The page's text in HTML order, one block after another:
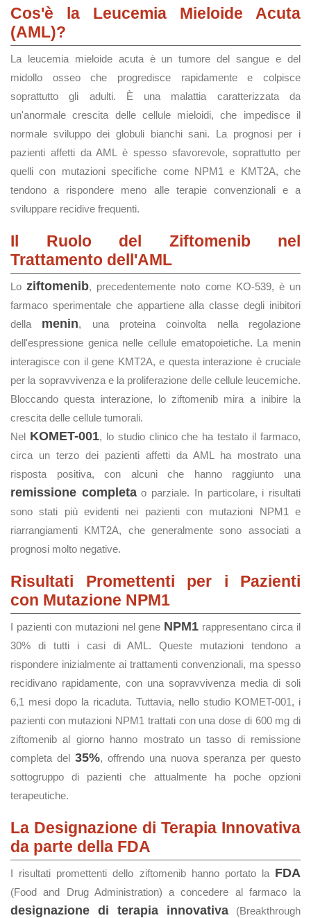
Cos'è la Leucemia Mieloide Acuta
(AML)?
La leucemia mieloide acuta è un tumore del sangue e del
midollo osseo che progredisce rapidamente e colpisce
soprattutto gli adulti. È una malattia caratterizzata da
un'anormale crescita delle cellule mieloidi, che impedisce il
normale sviluppo dei globuli bianchi sani. La prognosi per i
pazienti affetti da AML è spesso sfavorevole, soprattutto per
quelli con mutazioni specifiche come NPM1 e KMT2A, che
tendono a rispondere meno alle terapie convenzionali e a
sviluppare recidive frequenti​.
Il Ruolo del Ziftomenib nel
Trattamento dell'AML
Loziftomenib, precedentemente noto come KO-539, è un
farmaco sperimentale che appartiene alla classe degli inibitori
della menin, una proteina coinvolta nella regolazione
dell'espressione genica nelle cellule ematopoietiche. La menin
interagisce con il gene KMT2A, e questa interazione è cruciale
per la sopravvivenza e la proliferazione delle cellule leucemiche.
Bloccando questa interazione, lo ziftomenib mira a inibire la
crescita delle cellule tumorali.
Nel KOMET-001, lo studio clinico che ha testato il farmaco,
circa un terzo dei pazienti affetti da AML ha mostrato una
risposta positiva, con alcuni che hanno raggiunto una
remissione completao parziale. In particolare, i risultati
sono stati più evidenti nei pazienti con mutazioni NPM1 e
riarrangiamenti KMT2A, che generalmente sono associati a
prognosi molto negative.
Risultati Promettenti per i Pazienti
con Mutazione NPM1
I pazienti con mutazioni nel gene NPM1 rappresentano circa il
30% di tutti i casi di AML. Queste mutazioni tendono a
rispondere inizialmente ai trattamenti convenzionali, ma spesso
recidivano rapidamente, con una sopravvivenza media di soli
6,1 mesi dopo la ricaduta. Tuttavia, nello studio KOMET-001, i
pazienti con mutazioni NPM1 trattati con una dose di 600 mg di
ziftomenib al giorno hanno mostrato un tasso di remissione
completa del 35%, offrendo una nuova speranza per questo
sottogruppo di pazienti che attualmente ha poche opzioni
terapeutiche​.
La Designazione di Terapia Innovativa
da parte della FDA
I risultati promettenti dello ziftomenib hanno portato la FDA
(Food and Drug Administration) a concedere al farmaco la
designazione di terapia innovativa (Breakthrough